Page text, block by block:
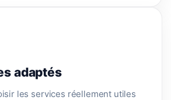
adaptés
les services réellement utiles